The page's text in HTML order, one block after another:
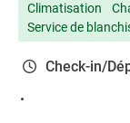
Climatisation
Service de
Check-in/